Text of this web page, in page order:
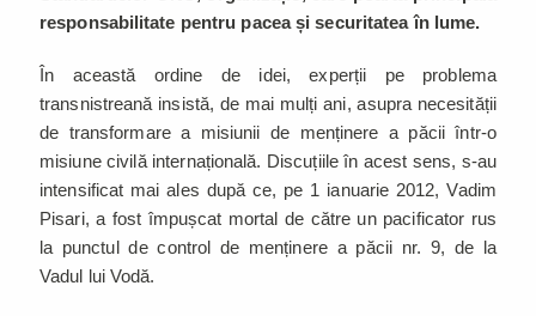
responsabilitate pentru pacea și securitatea în lume.
În această ordine de idei, experții pe problema
transnistreană insistă, de mai mulți ani, asupra necesității
de transformare a misiunii de menținere a păcii într-o
misiune civilă internațională. Discuțiile în acest sens, s-au
intensificat mai ales după ce, pe 1 ianuarie 2012, Vadim
Pisari, a fost împușcat mortal de către un pacificator rus
la punctul de control de menținere a păcii nr. 9, de la
Vadul lui Vodă.